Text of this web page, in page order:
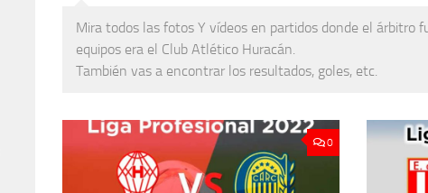
Mira todos las fotos Y vídeos en partidos donde el árbitro
equipos era el Club Atlético Huracán.
También vas a encontrar los resultados, goles, etc.
0